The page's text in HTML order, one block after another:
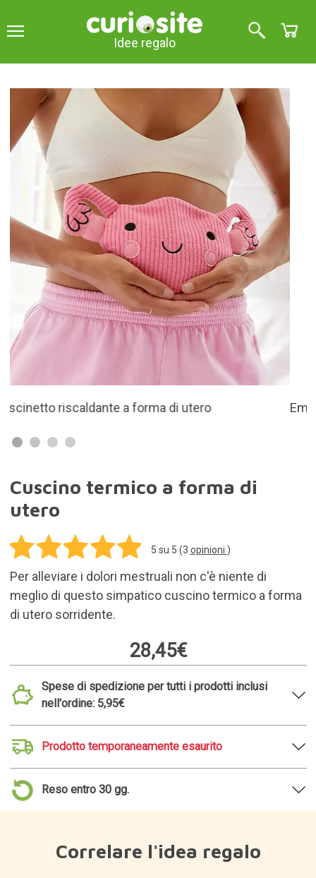
Idee regalo
Emana un rilassante profumo di lavanda.
Cuscino termico a forma di
utero
5 su 5 (3 opinioni )
Per alleviare i dolori mestruali non c'è niente di
meglio di questo simpatico cuscino termico a forma
di utero sorridente.
28,45€
Spese di spedizione per tutti i prodotti inclusi
nell'ordine: 5,95€
Prodotto temporaneamente esaurito
Reso entro 30 gg.
Correlare l'idea regalo